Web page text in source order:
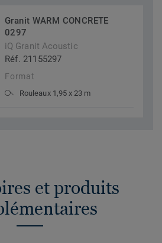
Granit WARM CONCRETE
0297
iQ Granit Acoustic
Réf. 21155297
Format
Rouleaux 1,95 x 23 m
et produits